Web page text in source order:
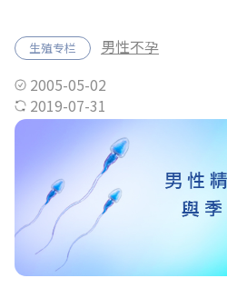
生殖专栏 男性不孕
2005-05-02
2019-07-31